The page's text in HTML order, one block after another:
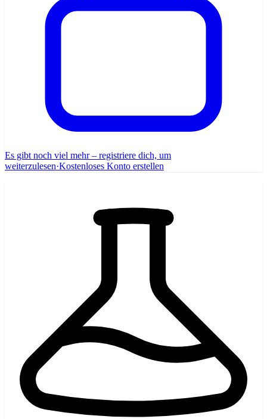
Es gibt noch viel mehr – registriere dich, um
weiterzulesen·Kostenloses Konto erstellen